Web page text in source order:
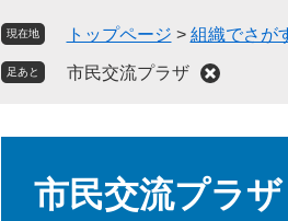
現在地 トップページ > 組織でさが
足あと 市民交流プラザ
市民交流プラザ